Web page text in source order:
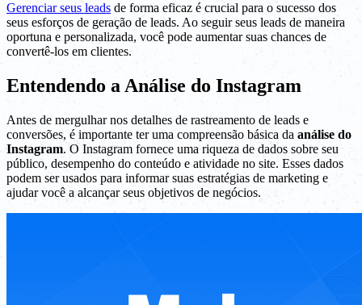
Gerenciar seus leads de forma eficaz é crucial para o sucesso dos
seus esforços de geração de leads. Ao seguir seus leads de maneira
oportuna e personalizada, você pode aumentar suas chances de
convertê-los em clientes.
Entendendo a Análise do Instagram
Antes de mergulhar nos detalhes de rastreamento de leads e
conversões, é importante ter uma compreensão básica da análise do
Instagram. O Instagram fornece uma riqueza de dados sobre seu
público, desempenho do conteúdo e atividade no site. Esses dados
podem ser usados para informar suas estratégias de marketing e
ajudar você a alcançar seus objetivos de negócios.